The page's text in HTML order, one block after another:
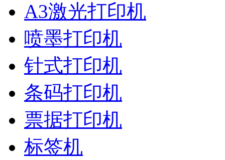
A3激光打印机
喷墨打印机
针式打印机
条码打印机
票据打印机
标签机